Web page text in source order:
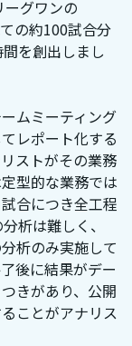
グワンの
の約100試合分
を創出しまし
ムミーティング
レポート化する
ストがその業務
型的な業務では
合につき全工程
析は難しく、
析のみ実施して
後に結果がデー
きがあり、公開
ことがアナリス